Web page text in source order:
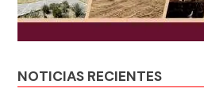
NOTICIAS RECIENTES